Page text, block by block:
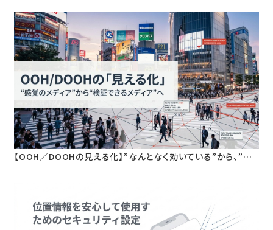
まちづくり」の定量検証
【OOH／DOOHの見える化】”なんとなく効いている”から、”根